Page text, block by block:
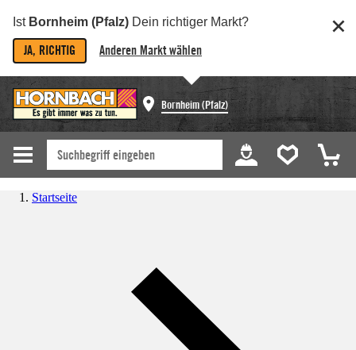
Ist Bornheim (Pfalz) Dein richtiger Markt?
JA, RICHTIG Anderen Markt wählen
Bornheim (Pfalz)
Startseite